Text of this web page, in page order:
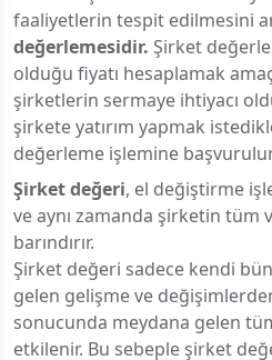
faaliyetlerin tespit edilmesini
değerlemesidir. Şirket
olduğu fiyatı hesaplamak
şirketlerin sermaye ihtiyacı
şirkete yatırım yapmak
değerleme işlemine
Şirket değeri, el değiştirme
ve aynı zamanda şirketin tüm
barındırır.
Şirket değeri sadece kendi
gelen gelişme ve
sonucunda meydana gelen
etkilenir. Bu sebeple şirket